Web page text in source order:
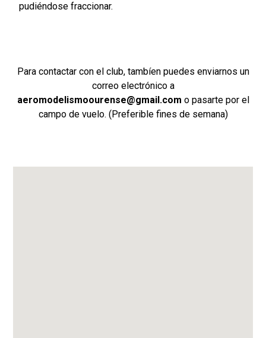
pudiéndose fraccionar.
Para contactar con el club, tambíen puedes enviarnos un
correo electrónico a
aeromodelismoourense@gmail.com o pasarte por el
campo de vuelo. (Preferible fines de semana)